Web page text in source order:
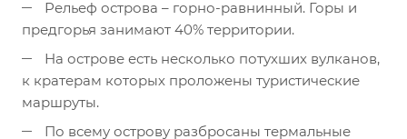
Рельеф острова – горно-равнинный. Горы и
предгорья занимают 40% территории.
На острове есть несколько потухших вулканов,
к кратерам которых проложены туристические
маршруты.
По всему острову разбросаны термальные